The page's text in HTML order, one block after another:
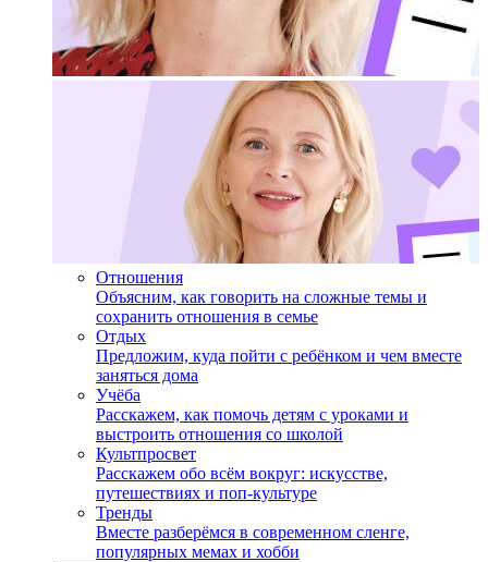
Отношения
Объясним, как говорить на сложные темы и
сохранить отношения в семье
Отдых
Предложим, куда пойти с ребёнком и чем вместе
заняться дома
Учёба
Расскажем, как помочь детям с уроками и
выстроить отношения со школой
Культпросвет
Расскажем обо всём вокруг: искусстве,
путешествиях и поп-культуре
Тренды
Вместе разберёмся в современном сленге,
популярных мемах и хобби